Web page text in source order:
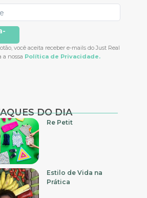
você aceita receber e-mails do Just Real
a nossa Política de Privacidade.
DO DIA
Re Petit
Estilo de Vida na
Prática